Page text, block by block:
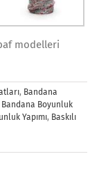
modelleri
, Bandana
Bandana Boyunluk
Yapımı, Baskılı